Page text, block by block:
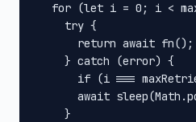
for (let i = 0; i <
    try {
      return await fn();
    } catch (error) {
if (i ===
await
    }